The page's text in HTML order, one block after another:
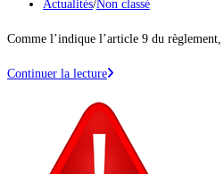
la
publiée :
Post
Actualités/Non classé
Comme l’indique l’article 9 du
Continuer la lecturePour
sécurité
équipements